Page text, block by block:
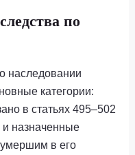
по
наследовании
категории:
в статьях 495–502
и назначенные
в его